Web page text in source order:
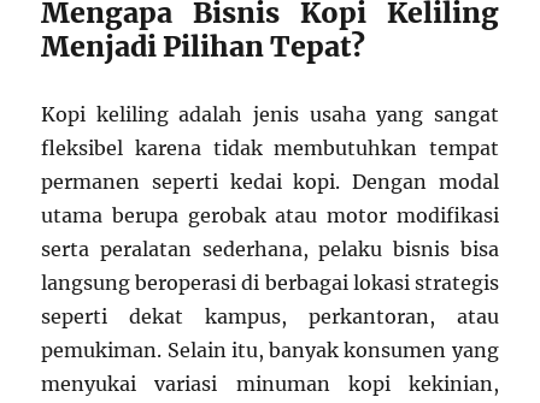
Mengapa Bisnis Kopi Keliling
Menjadi Pilihan Tepat?
Kopi keliling adalah jenis usaha yang sangat
fleksibel karena tidak membutuhkan tempat
permanen seperti kedai kopi. Dengan modal
utama berupa gerobak atau motor modifikasi
serta peralatan sederhana, pelaku bisnis bisa
langsung beroperasi di berbagai lokasi strategis
seperti dekat kampus, perkantoran, atau
pemukiman. Selain itu, banyak konsumen yang
menyukai variasi minuman kopi kekinian,